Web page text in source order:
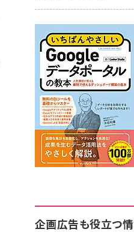
無料BIツー
いGoogleデ
人気講師が
ダッシュボ
様にプレゼ
7月31日 10:00
企画広告も役立つ情